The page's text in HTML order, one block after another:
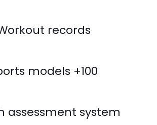
records
100+ sports models
assessment system